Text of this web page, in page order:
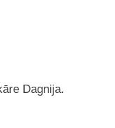
Dagnija.